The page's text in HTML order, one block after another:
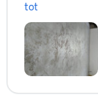
tot